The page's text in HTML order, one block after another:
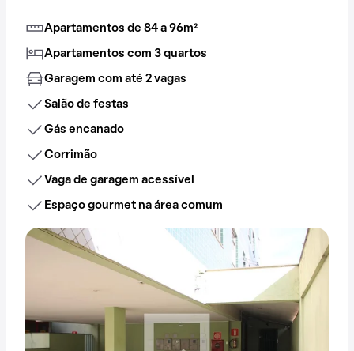
Apartamentos de 84 a 96m²
Apartamentos com 3 quartos
Garagem com até 2 vagas
Salão de festas
Gás encanado
Corrimão
Vaga de garagem acessível
Espaço gourmet na área comum